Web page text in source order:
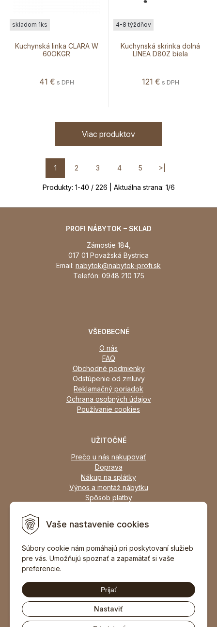
Vaše nastavenie cookies
Súbory cookie nám pomáhajú pri poskytovaní služieb
pre vás. Umožňujú spoznať a zapamätať si vaše
preferencie.
Prijať
Nastaviť
Kuchynská linka CLARA W
60OKGR
skladom 1ks
41 € s DPH
Kuchynská skrinka dolná
LINEA D80Z biela
4-8 týždňov
121 € s DPH
Viac produktov
1 2 3 4 5 >|
Produkty: 1-40 / 226 | Aktuálna strana: 1/6
PROFI NÁBYTOK – SKLAD
Zámostie 184,
017 01 Považská Bystrica
Email: nabytok@nabytok-profi.sk
Telefón: 0948 210 175
VŠEOBECNÉ
O nás
FAQ
Obchodné podmienky
Odstúpenie od zmluvy
Reklamačný poriadok
Ochrana osobných údajov
Používanie cookies
UŽITOČNÉ
Prečo u nás nakupovať
Doprava
Nákup na splátky
Výnos a montáž nábytku
Spôsob platby
Zariadime všetky typy interiérov
DOPORUČIŤ ZNÁMEMU